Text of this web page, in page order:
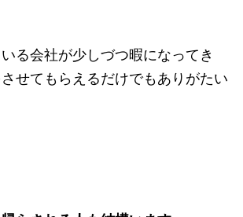
る会社が少しづつ暇になってき
せてもらえるだけでもありがたい